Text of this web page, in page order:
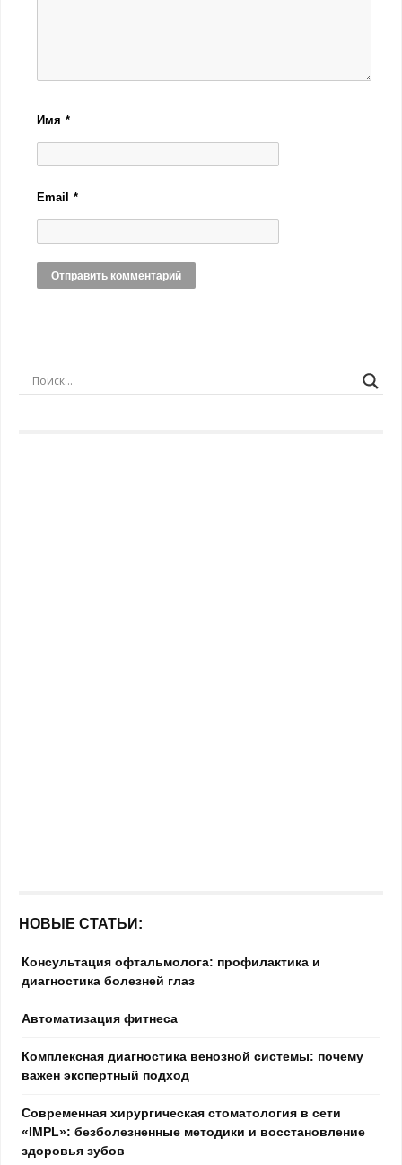
Имя*
Email*
НОВЫЕ СТАТЬИ:
Консультация офтальмолога: профилактика и
диагностика болезней глаз
Автоматизация фитнеса
Комплексная диагностика венозной системы: почему
важен экспертный подход
Современная хирургическая стоматология в сети
«IMPL»: безболезненные методики и восстановление
здоровья зубов